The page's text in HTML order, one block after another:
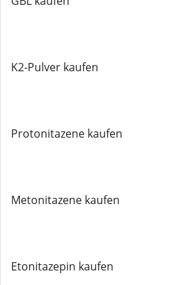
K2-Pulver kaufen
Protonitazene kaufen
Metonitazene kaufen
Etonitazepin kaufen